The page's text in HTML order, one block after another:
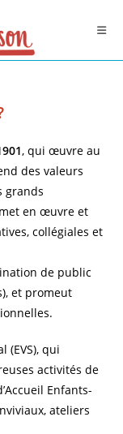
, qui œuvre au
des valeurs
grands
en œuvre et
collégiales et
de public
et promeut
(EVS), qui
activités de
Enfants-
ateliers